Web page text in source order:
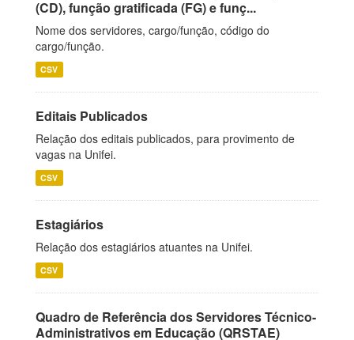
(CD), função gratificada (FG) e funç...
Nome dos servidores, cargo/função, código do
cargo/função.
CSV
Editais Publicados
Relação dos editais publicados, para provimento de
vagas na Unifei.
CSV
Estagiários
Relação dos estagiários atuantes na Unifei.
CSV
Quadro de Referência dos Servidores Técnico-
Administrativos em Educação (QRSTAE)